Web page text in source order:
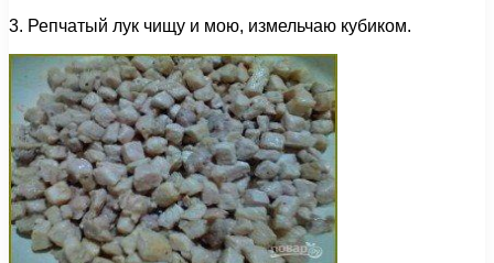
3. Репчатый лук чищу и мою, измельчаю кубиком.